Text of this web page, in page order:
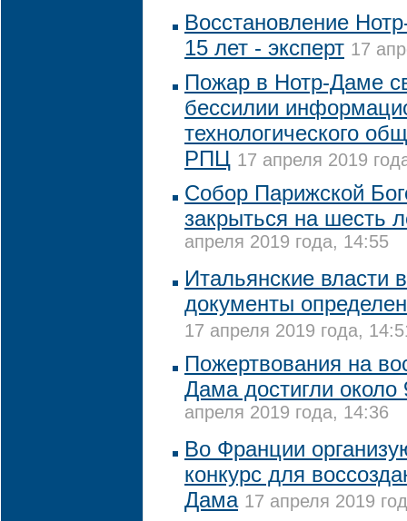
Восстановление
15 лет - эксперт 17
Пожар в Нотр-Даме
бессилии
технологического
РПЦ 17 апреля 2019
Собор Парижской
закрыться на шесть
апреля 2019 года, 14:55
Итальянские власти
документы
17 апреля 2019 года,
Пожертвования на
Дама достигли
апреля 2019 года, 14:36
Во Франции
конкурс для
Дама 17 апреля 2019